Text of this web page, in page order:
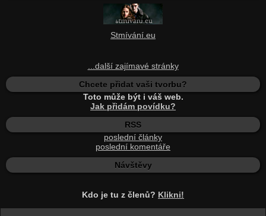
Stmívání.eu
...další zajímavé stránky
Chcete přidat vaši tvorbu?
Toto může být i váš web.
Jak přidám povídku?
RSS
poslední články
poslední komentáře
Návštěvy
Kdo je tu z členů? Klikni!